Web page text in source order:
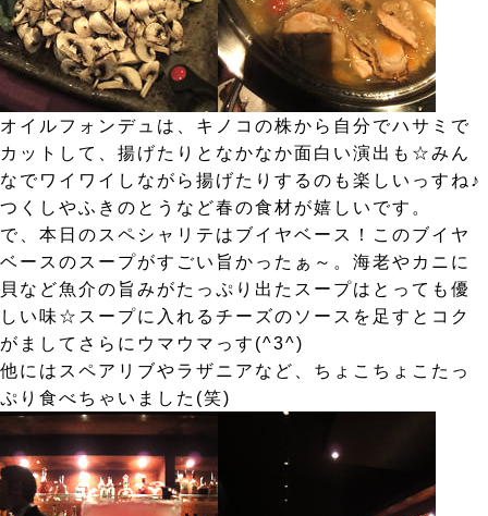
オイルフォンデュは、キノコの株から自分でハサミで
カットして、揚げたりとなかなか面白い演出も☆みん
なでワイワイしながら揚げたりするのも楽しいっすね♪
つくしやふきのとうなど春の食材が嬉しいです。
で、本日のスペシャリテはブイヤベース！このブイヤ
ベースのスープがすごい旨かったぁ～。海老やカニに
貝など魚介の旨みがたっぷり出たスープはとっても優
しい味☆スープに入れるチーズのソースを足すとコク
がましてさらにウマウマっす(^3^)
他にはスペアリブやラザニアなど、ちょこちょこたっ
ぷり食べちゃいました(笑)